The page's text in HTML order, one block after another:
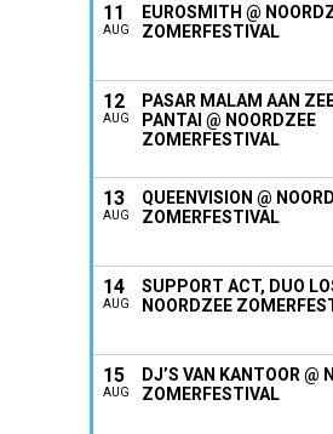
11
AUG
EUROSMITH @
ZOMERFESTIVAL
12
AUG
PASAR MALAM AAN
PANTAI @ NOORDZEE
ZOMERFESTIVAL
13
AUG
QUEENVISION @
ZOMERFESTIVAL
14
AUG
SUPPORT ACT, DUO
NOORDZEE
15
AUG
DJ’S VAN KANTOOR @
ZOMERFESTIVAL